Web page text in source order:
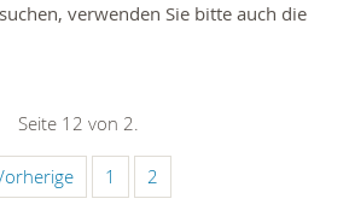
verwenden Sie bitte auch die
Seite 12 von 2.
1 2